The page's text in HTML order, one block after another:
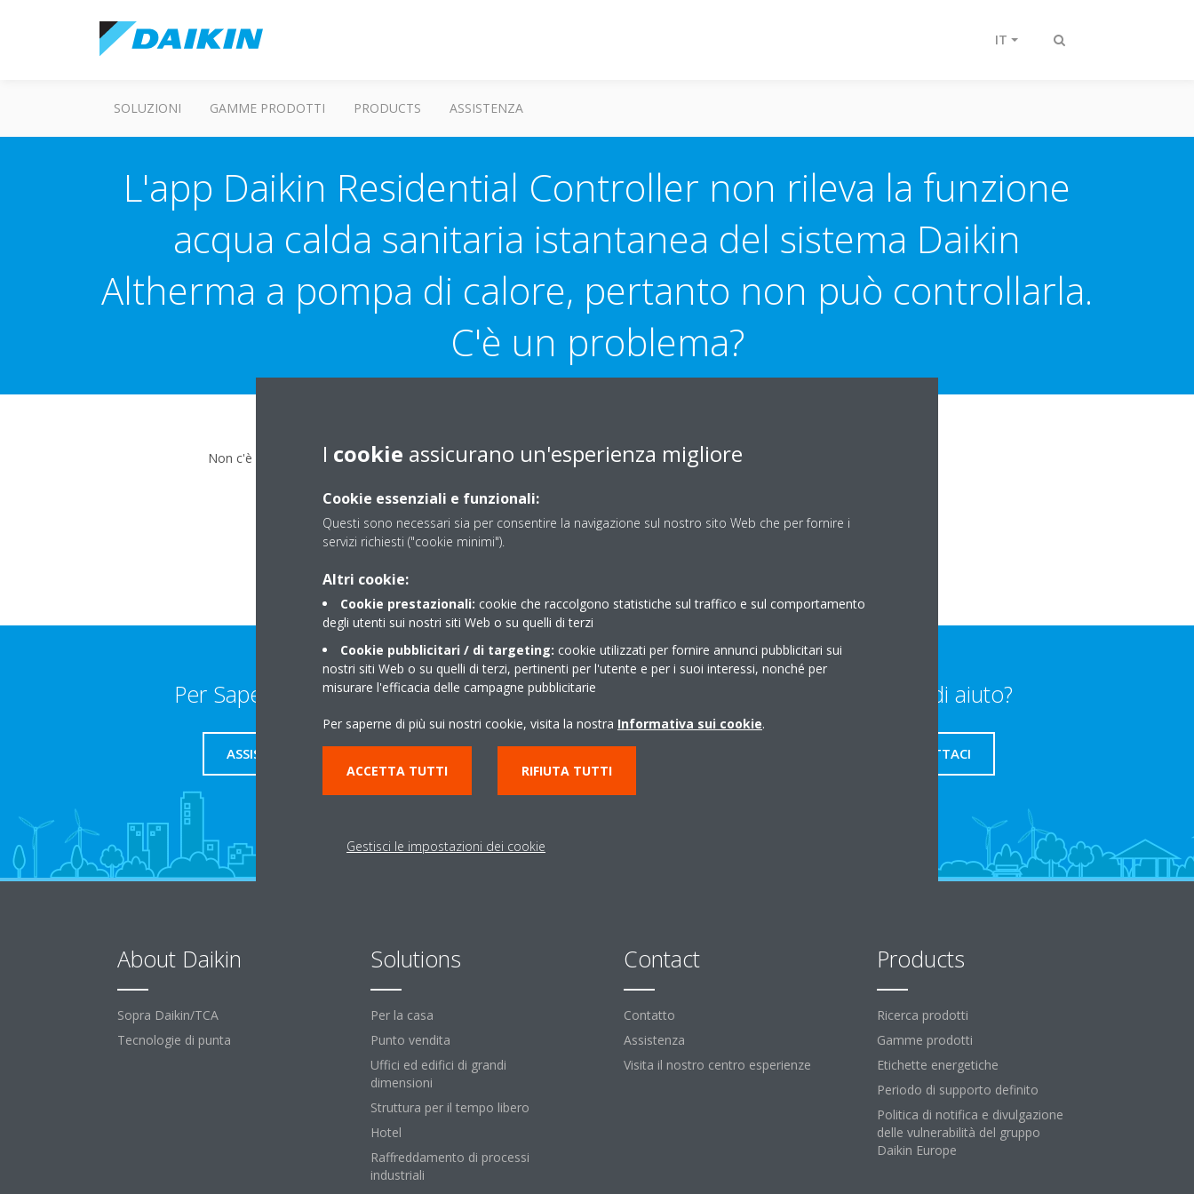
Attiva/disattiva
IT
SOLUZIONI GAMME PRODOTTI PRODUCTS ASSISTENZA
L'app Daikin Residential Controller non rileva la funzione
acqua calda sanitaria istantanea del sistema Daikin
Altherma a pompa di calore, pertanto non può controllarla.
C'è un problema?
Non c'è nessun errore. Non è attualmente possibile controllare la produzione di acqua calda sanitaria istantanea con l'app.
Per Saperne Di Più
ASSISTENZA
Bisogno di aiuto?
CONTATTACI
About Daikin
Sopra Daikin/TCA
Tecnologie di punta
Solutions
Per la casa
Punto vendita
Uffici ed edifici di grandi
dimensioni
Struttura per il tempo libero
Hotel
Raffreddamento di processi
industriali
Contact
Contatto
Assistenza
Visita il nostro centro esperienze
Products
Ricerca prodotti
Gamme prodotti
Etichette energetiche
Periodo di supporto definito
Politica di notifica e divulgazione
delle vulnerabilità del gruppo
Daikin Europe
I cookie assicurano un'esperienza migliore
Cookie essenziali e funzionali:
Questi sono necessari sia per consentire la navigazione sul nostro sito Web che per fornire i
servizi richiesti ("cookie minimi").
Altri cookie:
Cookie prestazionali: cookie che raccolgono statistiche sul traffico e sul comportamento
degli utenti sui nostri siti Web o su quelli di terzi
Cookie pubblicitari / di targeting: cookie utilizzati per fornire annunci pubblicitari sui
nostri siti Web o su quelli di terzi, pertinenti per l'utente e per i suoi interessi, nonché per
misurare l'efficacia delle campagne pubblicitarie
Per saperne di più sui nostri cookie, visita la nostra Informativa sui cookie.
ACCETTA TUTTI RIFIUTA TUTTI
Gestisci le impostazioni dei cookie